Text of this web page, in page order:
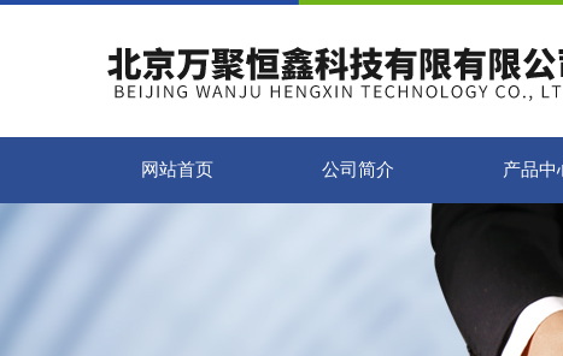
网站首页 公司简介 产品中